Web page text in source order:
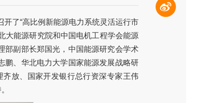
了“高比例新能源电力系统灵活运行市
大能源研究院和中国电机工程学会能源
部副部长郑国光，中国能源研究会学术
鹏、华北电力大学国家能源发展战略研
放、国家开发银行总行资深专家王伟